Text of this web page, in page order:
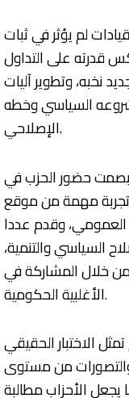
لم يؤثر في ثبات
قدرته على التداول
نخبه، وتطوير آليات
السياسي وخطه
الإصلاحي.
حضور الحزب في
مهمة من موقع
وقدم عددا
السياسي والتنمية،
خلال المشاركة في
الأغلبية الحكومية.
الاختبار الحقيقي
من مستوى
الأحزاب مطالبة